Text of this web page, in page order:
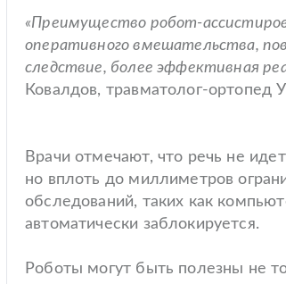
«Преимущество робот-
оперативного вмешательства,
следствие, более эффективная
Ковалдов, травматолог-ортопед
Врачи отмечают, что речь не
но вплоть до миллиметров
обследований, таких как
автоматически заблокируется.
Роботы могут быть полезны не